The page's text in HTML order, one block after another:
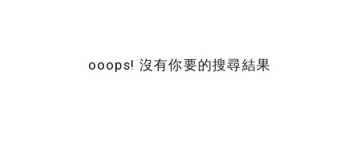
ooops! 沒有你要的搜尋結果